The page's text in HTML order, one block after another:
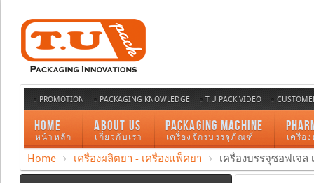
PROMOTION PACKAGING KNOWLEDGE T.U PACK VIDEO
HOME
หน้าหลัก
ABOUT US
เกี่ยวกับเรา
PACKAGING MACHINE
เครื่องจักรบรรจุภัณฑ์ เครื่อ
Home เครื่องผลิตยา - เครื่องแพ็คยา เครื่องบรรจุซอฟเจ